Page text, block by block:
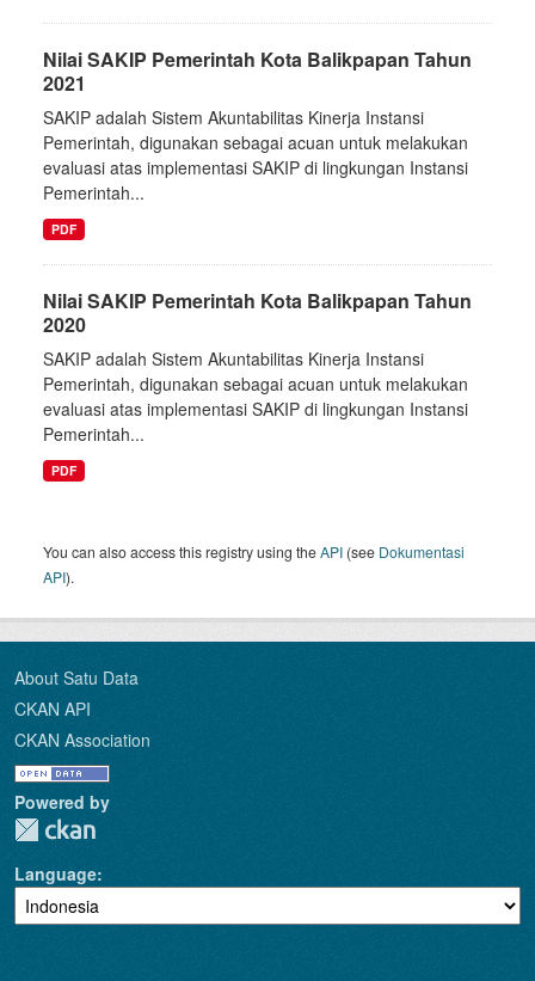
Nilai SAKIP Pemerintah Kota Balikpapan Tahun
2021
SAKIP adalah Sistem Akuntabilitas Kinerja Instansi
Pemerintah, digunakan sebagai acuan untuk melakukan
evaluasi atas implementasi SAKIP di lingkungan Instansi
Pemerintah...
PDF
Nilai SAKIP Pemerintah Kota Balikpapan Tahun
2020
SAKIP adalah Sistem Akuntabilitas Kinerja Instansi
Pemerintah, digunakan sebagai acuan untuk melakukan
evaluasi atas implementasi SAKIP di lingkungan Instansi
Pemerintah...
PDF
You can also access this registry using theAPI (see Dokumentasi
API).
About Satu Data
CKAN API
CKAN Association
Powered by
Language